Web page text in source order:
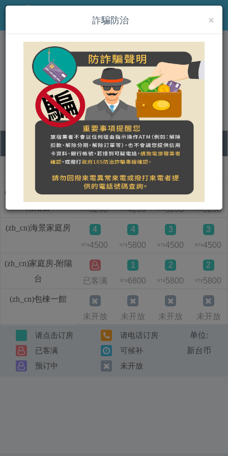
MENU
(zh_cn)1302海景民宿
營登名稱：易山零貳休閒社
統一編號：47737488
(zh_cn)海景雙人房-
(zh_cn)海景家庭房
(zh_cn)家庭房-附陽
台
(zh_cn)包棟一館
07
五
08
六
日
3
NT$3200
3
NT$4200
4
NT$3200 NT$3200
4
NT$4500
4
NT$ 5800
3
NT$4500
3
NT$4500
已客满
1
NT$ 6800
2
NT$ 5800
2
NT$ 5800
未开放 未开放 未开放 未开放
请点击订房
请电话订房
已客满
可候补
预订中
未开放
单位:
新台币
×
詐騙防治